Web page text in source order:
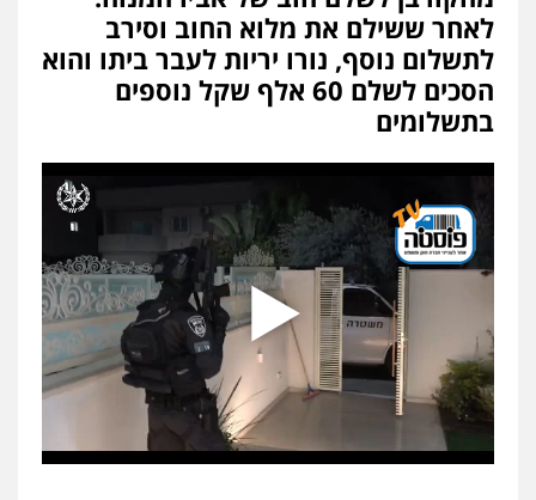
0507206063
עו"ד זוהר ארבל
0538788878
עו"ד אסף דוק
פלילי עבירות מין סמים והימורים פשיעה
חמורה חקירות ומעצרים צווארון לבן והונאה
0526885006
עו"ד שלי גורביץ – לוי
משפט פלילי פשיעה חמורה מעצרים
צבאי תעבורה
0544218336
לאחר ששילם את מלוא החוב וסירב
לתשלום נוסף, נורו יריות לעבר ביתו והוא
הסכים לשלם 60 אלף שקל נוספים
בתשלומים